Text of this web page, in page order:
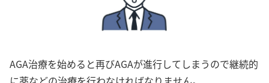
AGA治療を始めると再びAGAが進行してしまうので継続的